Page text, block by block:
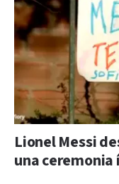
Lionel Messi
una